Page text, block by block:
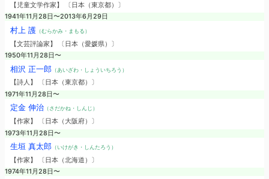
【児童文学作家】 〔日本（東京都）〕
1941年11月28日〜2013年6月29日
村上 護 （むらかみ・まもる）
【文芸評論家】 〔日本（愛媛県）〕
1950年11月28日〜
相沢 正一郎（あいざわ・しょういちろう）
【詩人】 〔日本（東京都）〕
1971年11月28日〜
定金 伸治（さだかね・しんじ）
【作家】 〔日本（大阪府）〕
1973年11月28日〜
生垣 真太郎（いけがき・しんたろう）
【作家】 〔日本（北海道）〕
1974年11月28日〜